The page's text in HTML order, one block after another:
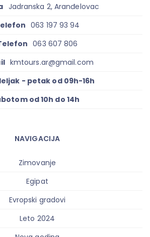
Jadranska 2, Aranđelovac
063 197 93 94
063 607 806
kmtours.ar@gmail.com
- petak od 09h-16h
od 10h do 14h
NAVIGACIJA
Zimovanje
Egipat
Evropski gradovi
Leto 2024